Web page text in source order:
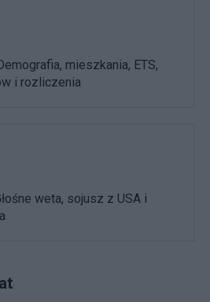
mieszkania, ETS,
i rozliczenia
weta, sojusz z USA i